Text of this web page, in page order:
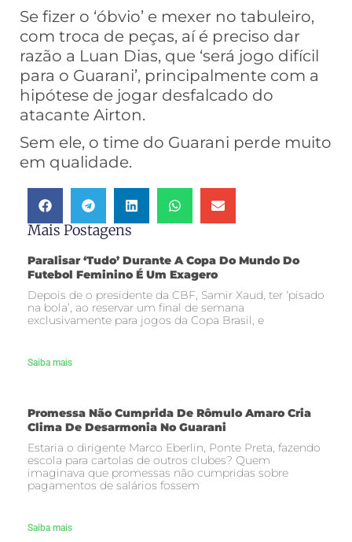
Se fizer o ‘óbvio’ e mexer no tabuleiro,
com troca de peças, aí é preciso dar
razão a Luan Dias, que ‘será jogo difícil
para o Guarani’, principalmente com a
hipótese de jogar desfalcado do
atacante Airton.
Sem ele, o time do Guarani perde muito
em qualidade.
Mais Postagens
Paralisar ‘tudo’ Durante A Copa Do Mundo Do
Futebol Feminino É Um Exagero
Depois de o presidente da CBF, Samir Xaud, ter ‘pisado
na bola’, ao reservar um final de semana
exclusivamente para jogos da Copa Brasil, e
Saiba mais
Promessa Não Cumprida De Rômulo Amaro Cria
Clima De Desarmonia No Guarani
Estaria o dirigente Marco Eberlin, Ponte Preta, fazendo
escola para cartolas de outros clubes? Quem
imaginava que promessas não cumpridas sobre
pagamentos de salários fossem
Saiba mais